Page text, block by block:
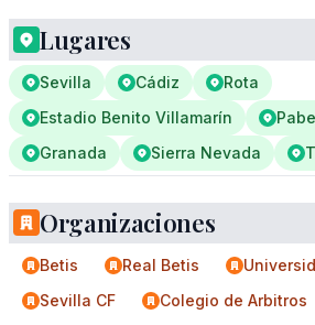
Lugares
Sevilla Cádiz
Rota
Estadio Benito Villamarín
Granada
Sierra Nevada
Organizaciones
Betis Real Betis
Sevilla CF
Colegio de Arbitros